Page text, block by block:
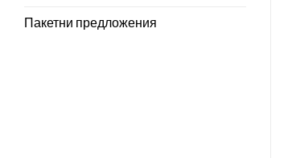
Пакетни предложения